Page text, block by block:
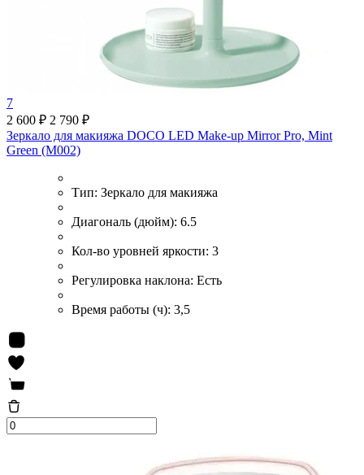
7
2 600 ₽ 2 790 ₽
Зеркало для макияжа DOCO LED Make-up Mirror Pro, Mint
Green (M002)
Тип: Зеркало для макияжа
Диагональ (дюйм): 6.5
Кол-во уровней яркости: 3
Регулировка наклона: Есть
Время работы (ч): 3,5